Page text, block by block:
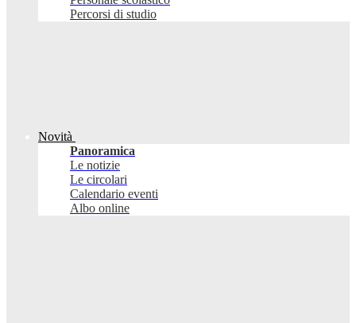
Percorsi di studio
Novità
Panoramica
Le notizie
Le circolari
Calendario eventi
Albo online